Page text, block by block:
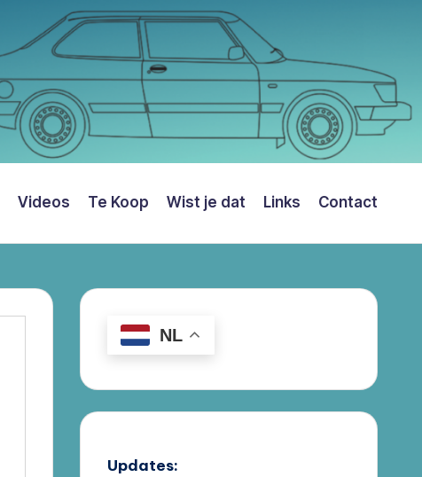
Videos Te Koop Wist je dat Links Contact
NL
Updates: